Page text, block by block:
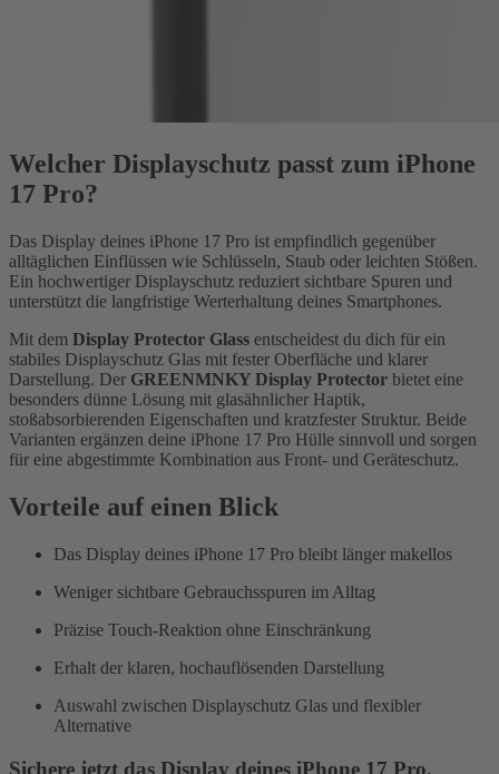
Welcher Displayschutz passt zum iPhone
17 Pro?
Das Display deines iPhone 17 Pro ist empfindlich gegenüber
alltäglichen Einflüssen wie Schlüsseln, Staub oder leichten Stößen.
Ein hochwertiger Displayschutz reduziert sichtbare Spuren und
unterstützt die langfristige Werterhaltung deines Smartphones.
Mit dem Display Protector Glass entscheidest du dich für ein
stabiles Displayschutz Glas mit fester Oberfläche und klarer
Darstellung. Der GREENMNKY Display Protector bietet eine
besonders dünne Lösung mit glasähnlicher Haptik,
stoßabsorbierenden Eigenschaften und kratzfester Struktur. Beide
Varianten ergänzen deine iPhone 17 Pro Hülle sinnvoll und sorgen
für eine abgestimmte Kombination aus Front- und Geräteschutz.
Vorteile auf einen Blick
Das Display deines iPhone 17 Pro bleibt länger makellos
Weniger sichtbare Gebrauchsspuren im Alltag
Präzise Touch-Reaktion ohne Einschränkung
Erhalt der klaren, hochauflösenden Darstellung
Auswahl zwischen Displayschutz Glas und flexibler
Alternative
Sichere jetzt das Display deines iPhone 17 Pro.